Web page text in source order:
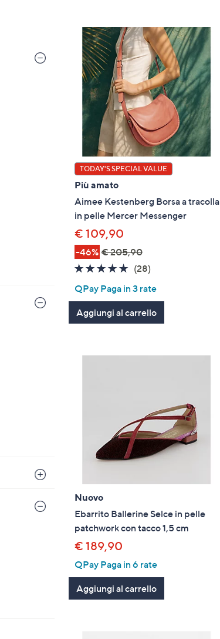
destra
sui
dispositivi
touch
per
consultarli.
TODAY'S SPECIAL VALUE
Più amato
Aimee Kestenberg Borsa a tracolla
in pelle Mercer Messenger
€ 109,90
-46% € 205,90
4.7
5
Stars
(28)28
QPay Paga in 3 rate
Aggiungi al carrello
Nuovo
Ebarrito Ballerine Selce in pelle
patchwork con tacco 1,5 cm
€ 189,90
QPay Paga in 6 rate
Aggiungi al carrello